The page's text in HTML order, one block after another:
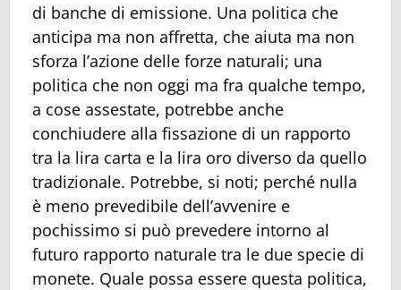
di banche di emissione. Una politica che
anticipa ma non affretta, che aiuta ma non
sforza l’azione delle forze naturali; una
politica che non oggi ma fra qualche tempo,
a cose assestate, potrebbe anche
conchiudere alla fissazione di un rapporto
tra la lira carta e la lira oro diverso da quello
tradizionale. Potrebbe, si noti; perché nulla
è meno prevedibile dell’avvenire e
pochissimo si può prevedere intorno al
futuro rapporto naturale tra le due specie di
monete. Quale possa essere questa politica,